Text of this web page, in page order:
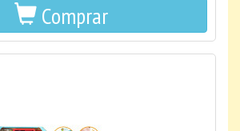
Comprar